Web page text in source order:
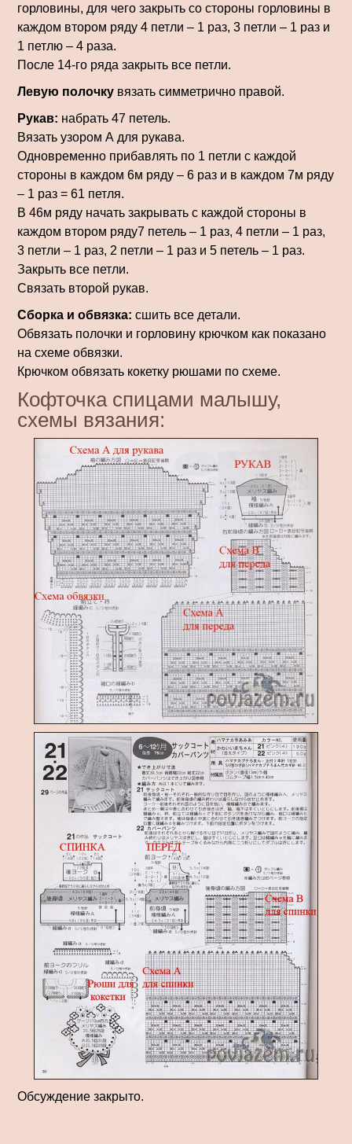
горловины, для чего закрыть со стороны горловины в
каждом втором ряду 4 петли – 1 раз, 3 петли – 1 раз и
1 петлю – 4 раза.
После 14-го ряда закрыть все петли.
Левую полочку вязать симметрично правой.
Рукав: набрать 47 петель.
Вязать узором А для рукава.
Одновременно прибавлять по 1 петли с каждой
стороны в каждом 6м ряду – 6 раз и в каждом 7м ряду
– 1 раз = 61 петля.
В 46м ряду начать закрывать с каждой стороны в
каждом втором ряду7 петель – 1 раз, 4 петли – 1 раз,
3 петли – 1 раз, 2 петли – 1 раз и 5 петель – 1 раз.
Закрыть все петли.
Связать второй рукав.
Сборка и обвязка: сшить все детали.
Обвязать полочки и горловину крючком как показано
на схеме обвязки.
Крючком обвязать кокетку рюшами по схеме.
Кофточка спицами малышу,
схемы вязания:
Обсуждение закрыто.